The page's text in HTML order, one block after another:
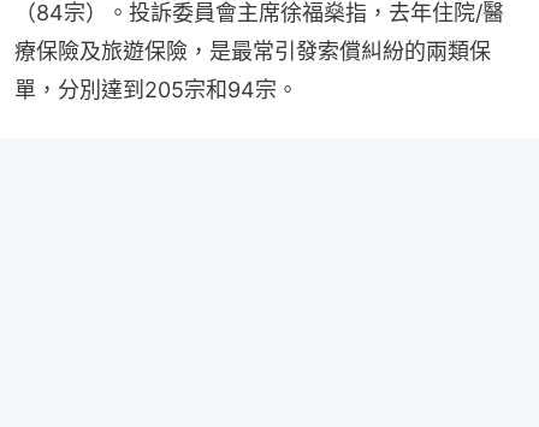
（84宗）。投訴委員會主席徐福燊指，去年住院/醫
療保險及旅遊保險，是最常引發索償糾紛的兩類保
單，分別達到205宗和94宗。